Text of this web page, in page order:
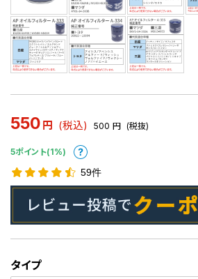
550 円 (税込) 500 円 (税抜)
5ポイント(1%)
59件
タイプ